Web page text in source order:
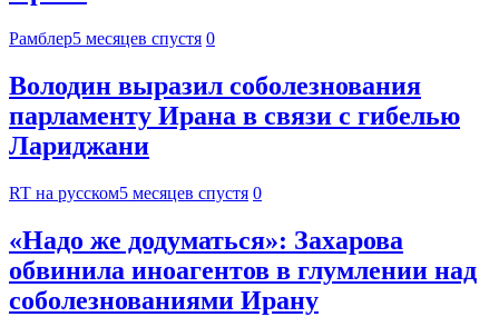
Рамблер5 месяцев спустя 0
Володин выразил соболезнования
парламенту Ирана в связи с гибелью
Лариджани
RT на русском5 месяцев спустя 0
«Надо же додуматься»: Захарова
обвинила иноагентов в глумлении над
соболезнованиями Ирану